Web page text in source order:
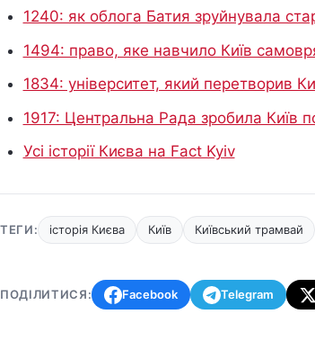
1240: як облога Батия зруйнувала
1494: право, яке навчило Київ
1834: університет, який перетворив
1917: Центральна Рада зробила Київ
Усі історії Києва на Fact Kyiv
ТЕГИ: історія Києва Київ Київський трамвай
ПОДІЛИТИСЯ: Facebook Telegram